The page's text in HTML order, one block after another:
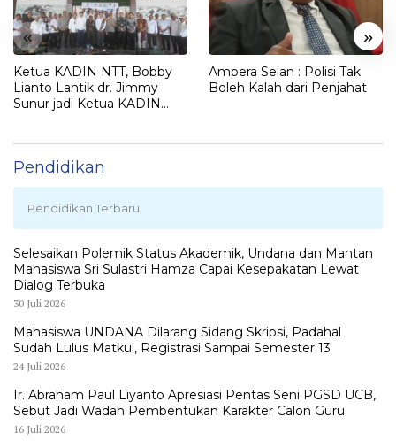
« »
Ketua KADIN NTT, Bobby
Lianto Lantik dr. Jimmy
Sunur jadi Ketua KADIN
Ampera Selan : Polisi Tak
Boleh Kalah dari Penjahat
Pendidikan
Pendidikan Terbaru
Selesaikan Polemik Status Akademik, Undana dan Mantan
Mahasiswa Sri Sulastri Hamza Capai Kesepakatan Lewat
Dialog Terbuka
30 Juli 2026
Mahasiswa UNDANA Dilarang Sidang Skripsi, Padahal
Sudah Lulus Matkul, Registrasi Sampai Semester 13
24 Juli 2026
Ir. Abraham Paul Liyanto Apresiasi Pentas Seni PGSD UCB,
Sebut Jadi Wadah Pembentukan Karakter Calon Guru
16 Juli 2026